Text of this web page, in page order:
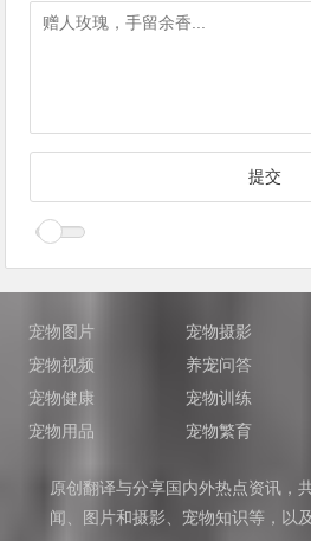
宠物图片 宠物摄影
宠物视频
养宠问答
宠物健康
宠物训练
宠物用品
宠物繁育
原创翻译与分享国内外热点资讯，
闻、图片和摄影、宠物知识等，以